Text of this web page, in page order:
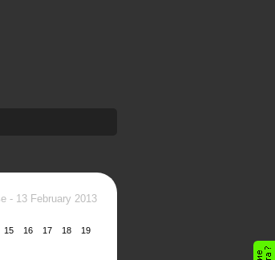
- 13 February 2013
15 16 17 18
19